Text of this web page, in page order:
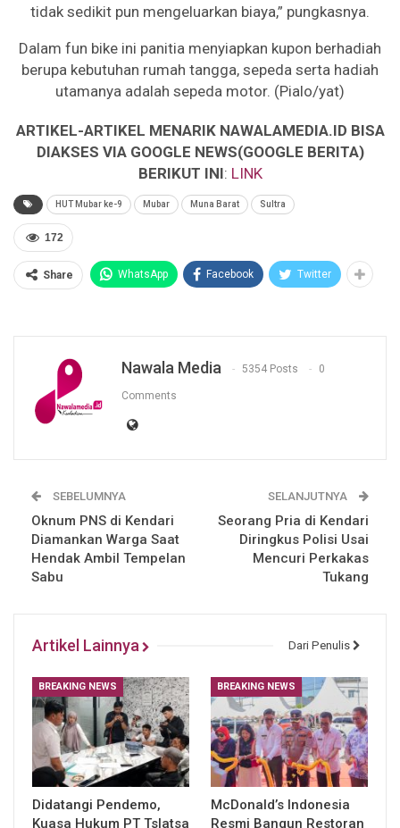
tidak sedikit pun mengeluarkan biaya,” pungkasnya.
Dalam fun bike ini panitia menyiapkan kupon berhadiah
berupa kebutuhan rumah tangga, sepeda serta hadiah
utamanya adalah sepeda motor. (Pialo/yat)
ARTIKEL-ARTIKEL MENARIK NAWALAMEDIA.ID BISA
DIAKSES VIA GOOGLE NEWS(GOOGLE BERITA)
BERIKUT INI: LINK
HUT Mubar ke-9 Mubar Muna Barat Sultra
172
Share WhatsApp Facebook Twitter
Nawala Media 5354 Posts 0
Comments
SEBELUMNYA
Oknum PNS di Kendari
Diamankan Warga Saat
Hendak Ambil Tempelan
Sabu
SELANJUTNYA
Seorang Pria di Kendari
Diringkus Polisi Usai
Mencuri Perkakas
Tukang
Artikel Lainnya Dari Penulis
BREAKING NEWS
Didatangi Pendemo,
Kuasa Hukum PT Tslatsa
BREAKING NEWS
McDonald’s Indonesia
Resmi Bangun Restoran